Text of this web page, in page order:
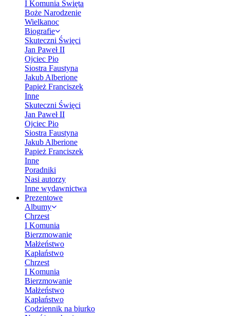
I Komunia Święta
Boże Narodzenie
Wielkanoc
Biografie
Skuteczni Święci
Jan Paweł II
Ojciec Pio
Siostra Faustyna
Jakub Alberione
Papież Franciszek
Inne
Skuteczni Święci
Jan Paweł II
Ojciec Pio
Siostra Faustyna
Jakub Alberione
Papież Franciszek
Inne
Poradniki
Nasi autorzy
Inne wydawnictwa
Prezentowe
Albumy
Chrzest
I Komunia
Bierzmowanie
Małżeństwo
Kapłaństwo
Chrzest
I Komunia
Bierzmowanie
Małżeństwo
Kapłaństwo
Codziennik na biurko